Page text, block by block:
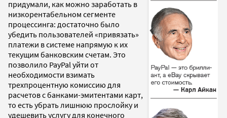
придумали, как можно заработать в
низкорентабельном сегменте
процессинга: достаточно было
убедить пользователей «привязать»
платежи в системе напрямую к их
текущим банковским счетам. Это
позволило PayPal уйти от
необходимости взимать
трехпроцентную комиссию для
расчетов с банками-эмитентами карт,
то есть убрать лишнюю прослойку и
удешевить услугу для конечного